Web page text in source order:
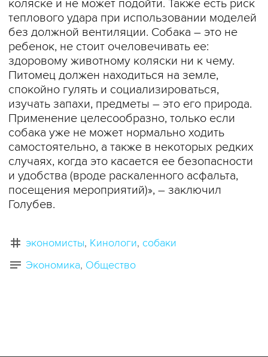
коляске и не может подойти. Также есть риск
теплового удара при использовании моделей
без должной вентиляции. Собака – это не
ребенок, не стоит очеловечивать ее:
здоровому животному коляски ни к чему.
Питомец должен находиться на земле,
спокойно гулять и социализироваться,
изучать запахи, предметы – это его природа.
Применение целесообразно, только если
собака уже не может нормально ходить
самостоятельно, а также в некоторых редких
случаях, когда это касается ее безопасности
и удобства (вроде раскаленного асфальта,
посещения мероприятий)», – заключил
Голубев.
экономисты Кинологи собаки
Экономика Общество